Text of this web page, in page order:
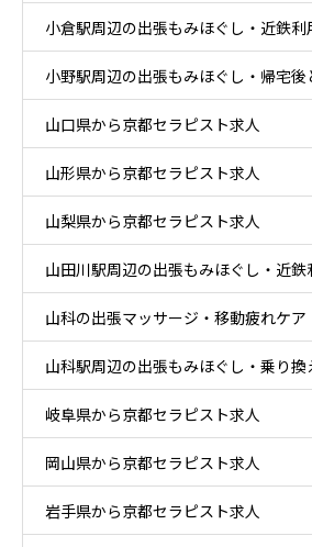
小倉駅周辺の出張もみほぐし・近鉄
小野駅周辺の出張もみほぐし・帰宅
山口県から京都セラピスト求人
山形県から京都セラピスト求人
山梨県から京都セラピスト求人
山田川駅周辺の出張もみほぐし・近
山科の出張マッサージ・移動疲れケア
山科駅周辺の出張もみほぐし・乗り
岐阜県から京都セラピスト求人
岡山県から京都セラピスト求人
岩手県から京都セラピスト求人